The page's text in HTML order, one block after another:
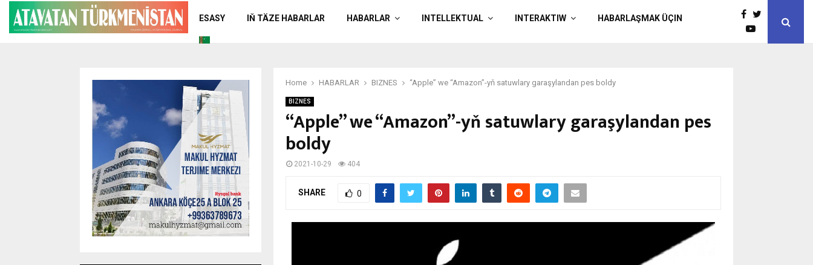
ESASY IŇ TÄZE HABARLAR HABARLAR INTELLEKTUAL INTERAKTIW HABARLAŞMAK ÜÇIN
Home HABARLAR BIZNES “Apple” we “Amazon”-yň satuwlary garaşylandan pes boldy
BIZNES
“Apple” we “Amazon”-yň satuwlary garaşylandan pes
boldy
2021-10-29 404
SHARE 0